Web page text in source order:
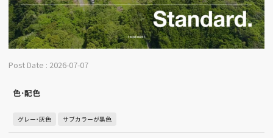
Post Date : 2026-07-07
色･配色
グレー･灰色 サブカラーが黒色